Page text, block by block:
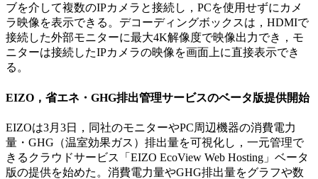
ブを介して複数のIPカメラと接続し，PCを使用せずにカメ
ラ映像を表示できる。デコーディングボックスは，HDMIで
接続した外部モニターに最大4K解像度で映像出力でき，モ
ニターは接続したIPカメラの映像を画面上に直接表示でき
る。
EIZO，省エネ・GHG排出管理サービスのベータ版提供開始
EIZOは3月3日，同社のモニターやPC周辺機器の消費電力
量・GHG（温室効果ガス）排出量を可視化し，一元管理で
きるクラウドサービス「EIZO EcoView Web Hosting」ベータ
版の提供を始めた。消費電力量やGHG排出量をグラフや数